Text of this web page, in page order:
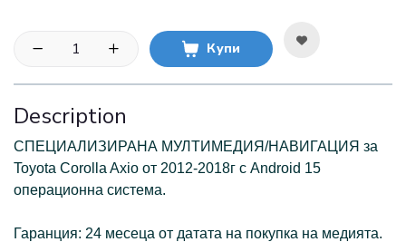
Купи
Description
СПЕЦИАЛИЗИРАНА МУЛТИМЕДИЯ/НАВИГАЦИЯ за
Toyota Corolla Axio от 2012-2018г с Android 15
операционна система.
Гаранция: 24 месеца от датата на покупка на медията.